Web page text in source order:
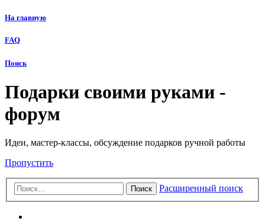
На главную
FAQ
Поиск
Подарки своими руками -
форум
Идеи, мастер-классы, обсуждение подарков ручной работы
Пропустить
Поиск Расширенный поиск